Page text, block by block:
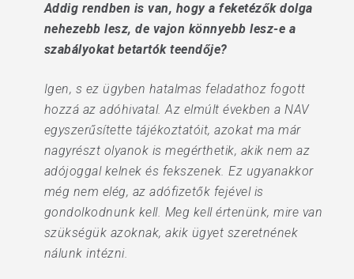
Addig rendben is van, hogy a feketézők dolga
nehezebb lesz, de vajon könnyebb lesz-e a
szabályokat betartók teendője?
Igen, s ez ügyben hatalmas feladathoz fogott
hozzá az adóhivatal. Az elmúlt években a NAV
egyszerűsítette tájékoztatóit, azokat ma már
nagyrészt olyanok is megérthetik, akik nem az
adójoggal kelnek és fekszenek. Ez ugyanakkor
még nem elég, az adófizetők fejével is
gondolkodnunk kell. Meg kell értenünk, mire van
szükségük azoknak, akik ügyet szeretnének
nálunk intézni.